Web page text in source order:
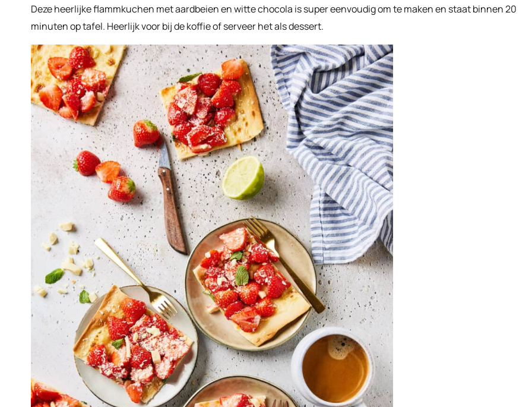
Deze heerlijke flammkuchen met aardbeien en witte chocola is super eenvoudig om te maken en staat binnen 20
minuten op tafel. Heerlijk voor bij de koffie of serveer het als dessert.